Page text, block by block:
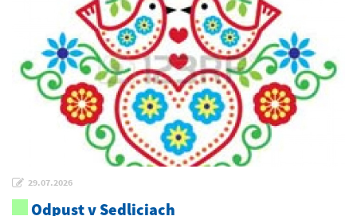
29.07.2026
Odpust v Sedliciach